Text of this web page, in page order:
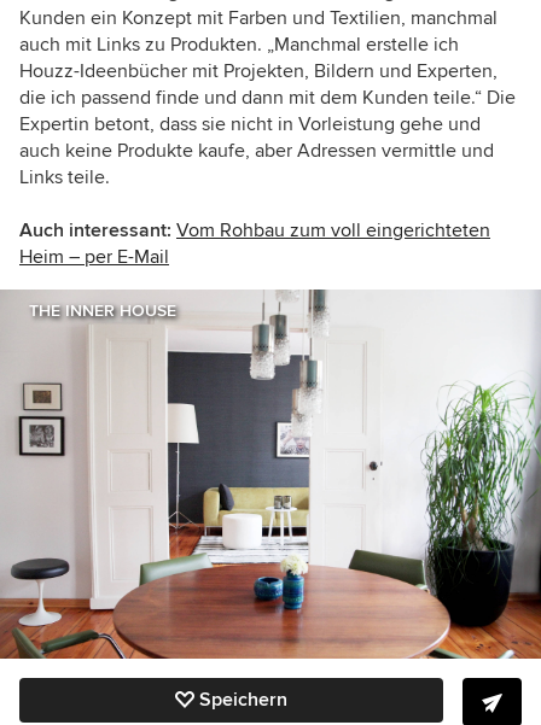
Kunden ein Konzept mit Farben und Textilien, manchmal
auch mit Links zu Produkten. „Manchmal erstelle ich
Houzz-Ideenbücher mit Projekten, Bildern und Experten,
die ich passend finde und dann mit dem Kunden teile.“ Die
Expertin betont, dass sie nicht in Vorleistung gehe und
auch keine Produkte kaufe, aber Adressen vermittle und
Links teile.
Auch interessant: Vom Rohbau zum voll eingerichteten
Heim – per E-Mail
THE INNER HOUSE
Speichern